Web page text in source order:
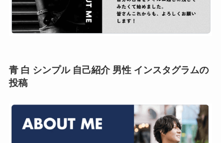
青 白 シンプル 自己紹介 男性 インスタグラムの
投稿